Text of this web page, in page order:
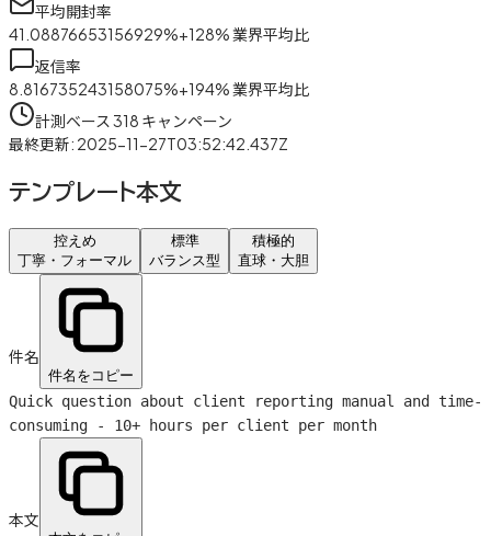
平均開封率
41.08876653156929%+128%業界平均比
返信率
8.816735243158075%+194%業界平均比
計測ベース 318 キャンペーン
最終更新: 2025-11-27T03:52:42.437Z
テンプレート本文
控えめ
丁寧・フォーマル
標準
バランス型
積極的
直球・大胆
件名
件名をコピー
Quick question about client reporting manual and time-
consuming - 10+ hours per client per month
本文